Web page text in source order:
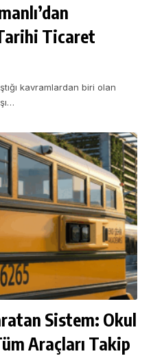
Ticaret
kavramlardan biri olan
Sistem: Okul
Araçları Takip